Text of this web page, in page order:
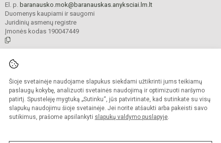
Šioje svetainėje naudojame slapukus siekdami užtikrinti jums teikiamų
paslaugų kokybę, analizuoti svetainės naudojimą ir optimizuoti naršymo
patirtį. Spustelėję mygtuką „Sutinku“, jūs patvirtinate, kad sutinkate su visų
slapukų naudojimu šioje svetainėje. Jei norite atšaukti arba pakeisti savo
sutikimus, prašome apsilankyti slapukų valdymo puslapyje.
El. p. baranausko.mok@baranauskas.anyksciai.lm.lt
Duomenys kaupiami ir saugomi
Juridinių asmenų registre
Įmonės kodas 190047449
Kopijuoti turinį be raštiško mokyklos administracijos sutikimo griežtai
draudžiama.
Prieinamumo paraiška Slapukų valdymas
Sumanus būdas atnaujinti